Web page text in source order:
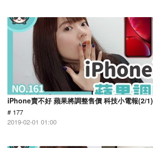
iPhone賣不好 蘋果將調整售價 科技小電報(2/1)
# 177
2019-02-01 01:00